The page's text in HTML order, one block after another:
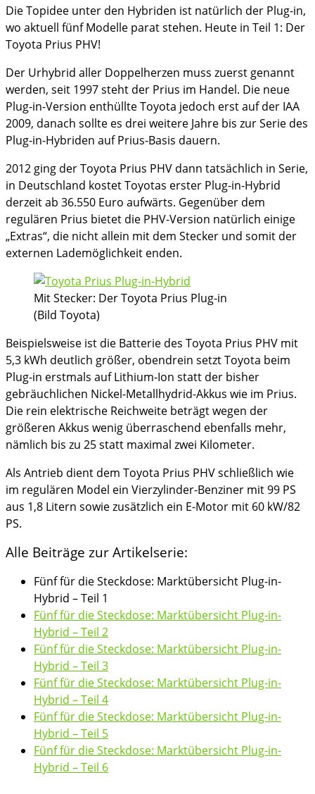
–
Teil
1
Die Topidee unter den Hybriden ist natürlich der Plug-in,
wo aktuell fünf Modelle parat stehen. Heute in Teil 1: Der
Toyota Prius PHV!
Der Urhybrid aller Doppelherzen muss zuerst genannt
werden, seit 1997 steht der Prius im Handel. Die neue
Plug-in-Version enthüllte Toyota jedoch erst auf der IAA
2009, danach sollte es drei weitere Jahre bis zur Serie des
Plug-in-Hybriden auf Prius-Basis dauern.
2012 ging der Toyota Prius PHV dann tatsächlich in Serie,
in Deutschland kostet Toyotas erster Plug-in-Hybrid
derzeit ab 36.550 Euro aufwärts. Gegenüber dem
regulären Prius bietet die PHV-Version natürlich einige
„Extras“, die nicht allein mit dem Stecker und somit der
externen Lademöglichkeit enden.
Mit Stecker: Der Toyota Prius Plug-in
(Bild Toyota)
Beispielsweise ist die Batterie des Toyota Prius PHV mit
5,3 kWh deutlich größer, obendrein setzt Toyota beim
Plug-in erstmals auf Lithium-Ion statt der bisher
gebräuchlichen Nickel-Metallhydrid-Akkus wie im Prius.
Die rein elektrische Reichweite beträgt wegen der
größeren Akkus wenig überraschend ebenfalls mehr,
nämlich bis zu 25 statt maximal zwei Kilometer.
Als Antrieb dient dem Toyota Prius PHV schließlich wie
im regulären Model ein Vierzylinder-Benziner mit 99 PS
aus 1,8 Litern sowie zusätzlich ein E-Motor mit 60 kW/82
PS.
Alle Beiträge zur Artikelserie:
Fünf für die Steckdose: Marktübersicht Plug-in-
Hybrid – Teil 1
Fünf für die Steckdose: Marktübersicht Plug-in-
Hybrid – Teil 2
Fünf für die Steckdose: Marktübersicht Plug-in-
Hybrid – Teil 3
Fünf für die Steckdose: Marktübersicht Plug-in-
Hybrid – Teil 4
Fünf für die Steckdose: Marktübersicht Plug-in-
Hybrid – Teil 5
Fünf für die Steckdose: Marktübersicht Plug-in-
Hybrid – Teil 6